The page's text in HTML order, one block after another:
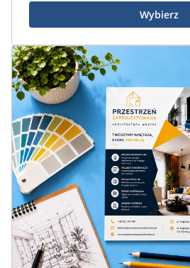
Wybierz